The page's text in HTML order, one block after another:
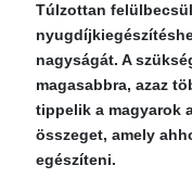
Túlzottan
nagyságát. A
magasabbra, azaz
tippelik a magyarok
összeget, amely
egészíteni.